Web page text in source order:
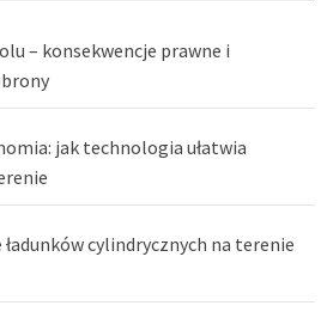
– konsekwencje prawne i
jak technologia ułatwia
cylindrycznych na terenie